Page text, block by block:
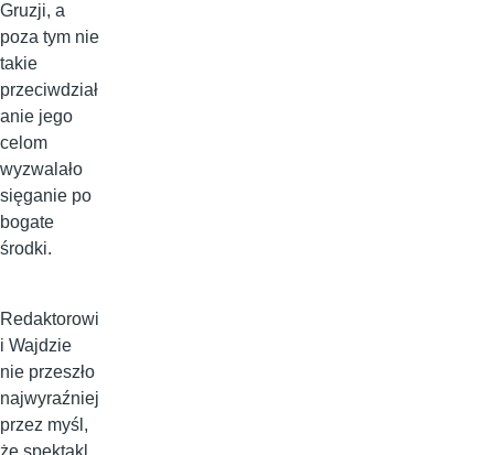
Gruzji, a
poza tym nie
takie
przeciwdział
anie jego
celom
wyzwalało
sięganie po
bogate
środki.
Redaktorowi
i Wajdzie
nie przeszło
najwyraźniej
przez myśl,